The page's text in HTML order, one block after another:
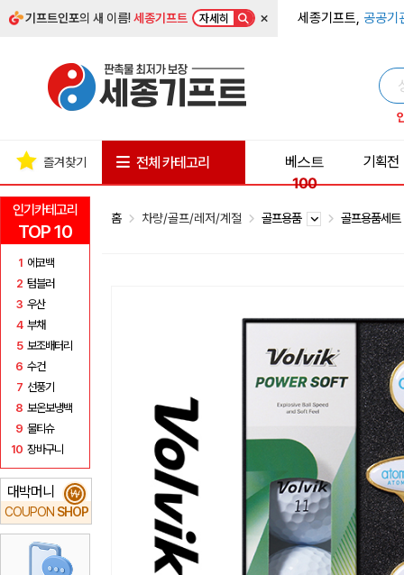
기프트인포의 새 이름!세종기프트 자세히 × 세종기프트, 공공기
인기카테고리
TOP 10
1 에코백
2 텀블러
3 우산
4 부채
5 보조배터리
6 수건
7 선풍기
8 보온보냉백
9 물티슈
10 장바구니
대박머니
COUPON SHOP
₩
즐겨찾기 전체 카테고리
베스트
100
기획전
홈 차량/골프/레저/계절 골프용품 골프용품세